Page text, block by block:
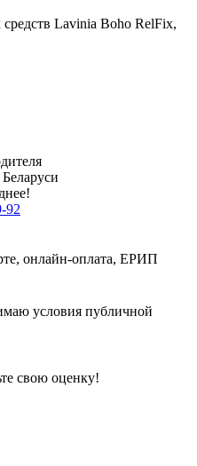
Lavinia Boho RelFix,
92
онлайн-оплата, ЕРИП
условия публичной
свою оценку!